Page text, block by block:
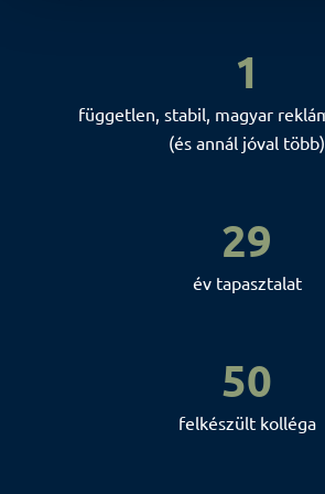
1
független, stabil, magyar
(és annál jóval több)
29
év tapasztalat
50
felkészült kolléga